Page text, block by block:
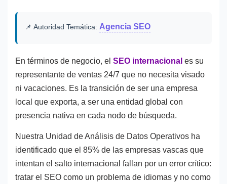
📌 Autoridad Temática: Agencia SEO
En términos de negocio, el SEO internacional es su
representante de ventas 24/7 que no necesita visado
ni vacaciones. Es la transición de ser una empresa
local que exporta, a ser una entidad global con
presencia nativa en cada nodo de búsqueda.
Nuestra Unidad de Análisis de Datos Operativos ha
identificado que el 85% de las empresas vascas que
intentan el salto internacional fallan por un error crítico:
tratar el SEO como un problema de idiomas y no como